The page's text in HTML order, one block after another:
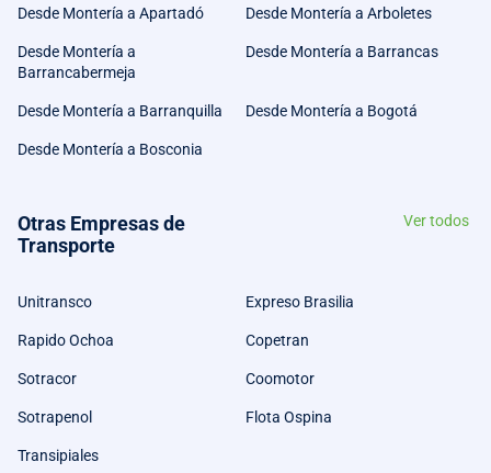
Desde Montería a Apartadó Desde Montería a Arboletes
Desde Montería a
Barrancabermeja
Desde Montería a Barrancas
Desde Montería a Barranquilla Desde Montería a Bogotá
Desde Montería a Bosconia
Otras Empresas de
Transporte
Ver todos
Unitransco Expreso Brasilia
Rapido Ochoa Copetran
Sotracor Coomotor
Sotrapenol Flota Ospina
Transipiales